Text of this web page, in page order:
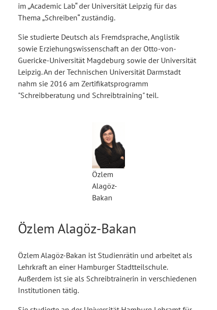
im „Academic Lab“ der Universität Leipzig für das
Thema „Schreiben“ zuständig.
Sie studierte Deutsch als Fremdsprache, Anglistik
sowie Erziehungswissenschaft an der Otto-von-
Guericke-Universität Magdeburg sowie der Universität
Leipzig. An der Technischen Universität Darmstadt
nahm sie 2016 am Zertifikatsprogramm
"Schreibberatung und Schreibtraining" teil.
Özlem
Alagöz-
Bakan
Özlem Alagöz-Bakan
Özlem Alagöz-Bakan ist Studienrätin und arbeitet als
Lehrkraft an einer Hamburger Stadtteilschule.
Außerdem ist sie als Schreibtrainerin in verschiedenen
Institutionen tätig.